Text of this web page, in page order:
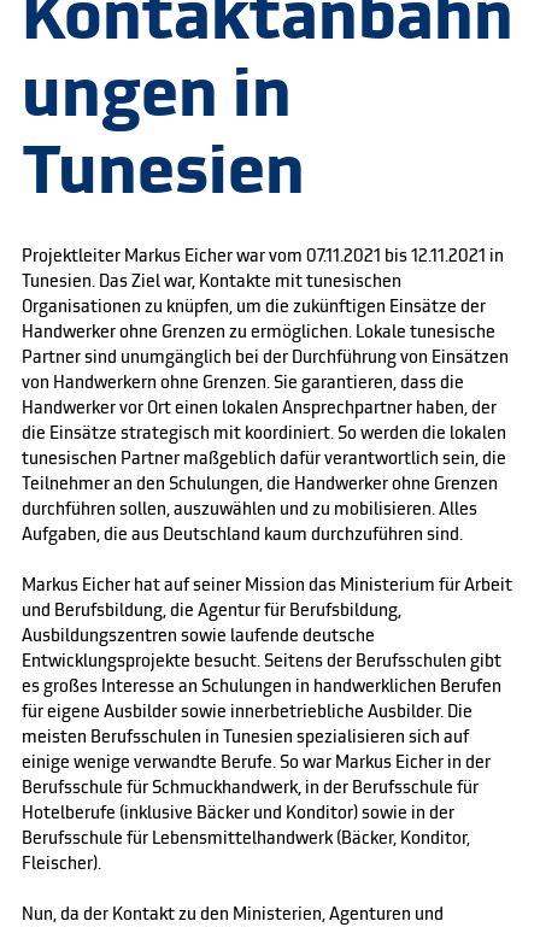
ungen in
Tunesien
Projektleiter Markus Eicher war vom 07.11.2021 bis 12.11.2021 in
Tunesien. Das Ziel war, Kontakte mit tunesischen
Organisationen zu knüpfen, um die zukünftigen Einsätze der
Handwerker ohne Grenzen zu ermöglichen. Lokale tunesische
Partner sind unumgänglich bei der Durchführung von Einsätzen
von Handwerkern ohne Grenzen. Sie garantieren, dass die
Handwerker vor Ort einen lokalen Ansprechpartner haben, der
die Einsätze strategisch mit koordiniert. So werden die lokalen
tunesischen Partner maßgeblich dafür verantwortlich sein, die
Teilnehmer an den Schulungen, die Handwerker ohne Grenzen
durchführen sollen, auszuwählen und zu mobilisieren. Alles
Aufgaben, die aus Deutschland kaum durchzuführen sind.
Markus Eicher hat auf seiner Mission das Ministerium für Arbeit
und Berufsbildung, die Agentur für Berufsbildung,
Ausbildungszentren sowie laufende deutsche
Entwicklungsprojekte besucht. Seitens der Berufsschulen gibt
es großes Interesse an Schulungen in handwerklichen Berufen
für eigene Ausbilder sowie innerbetriebliche Ausbilder. Die
meisten Berufsschulen in Tunesien spezialisieren sich auf
einige wenige verwandte Berufe. So war Markus Eicher in der
Berufsschule für Schmuckhandwerk, in der Berufsschule für
Hotelberufe (inklusive Bäcker und Konditor) sowie in der
Berufsschule für Lebensmittelhandwerk (Bäcker, Konditor,
Fleischer).
Nun, da der Kontakt zu den Ministerien, Agenturen und